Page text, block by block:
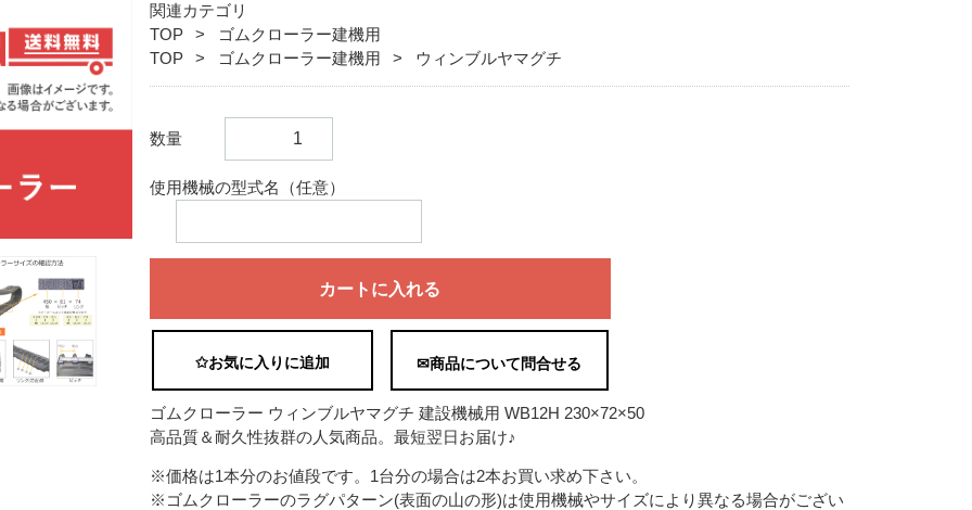
関連カテゴリ
TOP
ゴムクローラー建機用
TOP
ゴムクローラー建機用 ウィンブルヤマグチ
数量
使用機械の型式名（任意）
カートに入れる
✩お気に入りに追加 ✉商品について問合せる
ゴムクローラー ウィンブルヤマグチ 建設機械用 WB12H 230×72×50
高品質＆耐久性抜群の人気商品。最短翌日お届け♪
※価格は1本分のお値段です。1台分の場合は2本お買い求め下さい。
※ゴムクローラーのラグパターン(表面の山の形)は使用機械やサイズにより異なる場合がござい